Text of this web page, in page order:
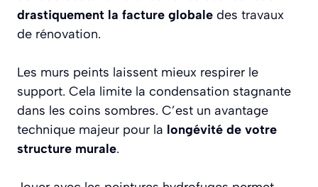
drastiquement la facture globale des travaux
de rénovation.
Les murs peints laissent mieux respirer le
support. Cela limite la condensation stagnante
dans les coins sombres. C’est un avantage
technique majeur pour la longévité de votre
structure murale.